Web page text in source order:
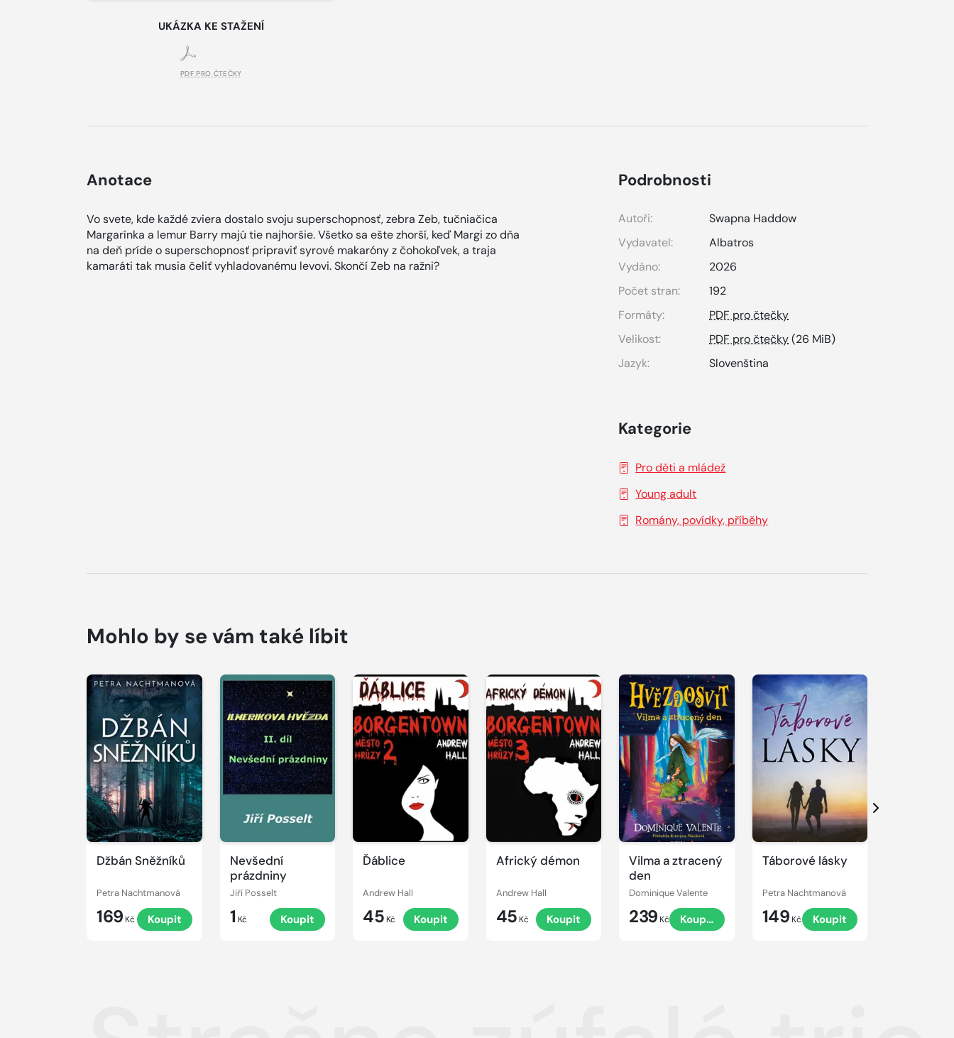
UKÁZKA KE STAŽENÍ
PDF PRO ČTEČKY
Anotace
Vo svete, kde každé zviera dostalo svoju superschopnosť, zebra Zeb, tučniačica
Margarínka a lemur Barry majú tie najhoršie. Všetko sa ešte zhorší, keď Margi zo dňa
na deň príde o superschopnosť pripraviť syrové makaróny z čohokoľvek, a traja
kamaráti tak musia čeliť vyhladovanému levovi. Skončí Zeb na ražni?
Podrobnosti
Autoři:
Swapna Haddow
Vydavatel:
Albatros
Vydáno:
2026
Počet stran:
192
Formáty:
PDF pro čtečky
Velikost:
PDF pro čtečky(26 MiB)
Jazyk:
Slovenština
Kategorie
Pro děti a mládež
Young adult
Romány, povídky, příběhy
Mohlo by se vám také líbit
Džbán Sněžníků
Petra Nachtmanová
169 Kč Koupit
Nevšední
prázdniny
Jiří Posselt
1 Kč Koupit
Ďáblice
Andrew Hall
45 Kč Koupit
Africký démon
Andrew Hall
45 Kč Koupit
Vilma a ztracený
den
Dominique Valente
239 Kč Koupit
Táborové lásky
Petra Nachtmanová
149 Kč Koupit
Další